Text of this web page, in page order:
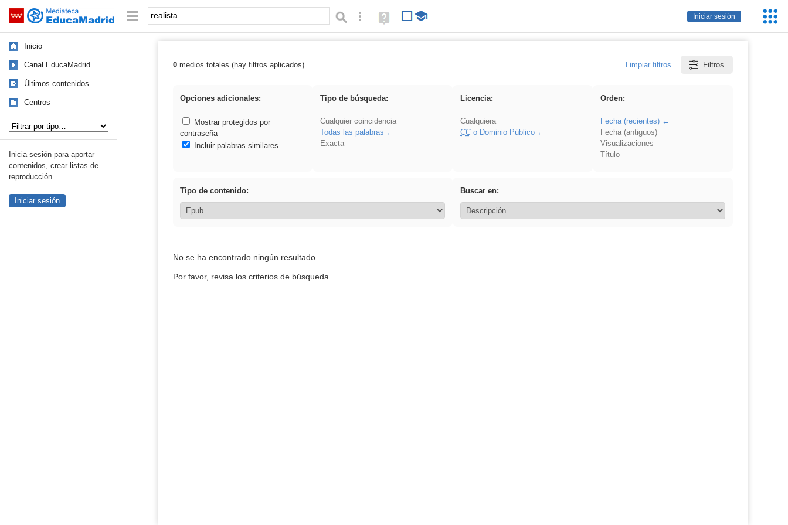
Saltar navegación
Iniciar sesión
Palabra o frase: Búsqueda avanzada
Ayuda
(en
Inicio
Canal EducaMadrid
Últimos contenidos
Centros
Inicia sesión para aportar
contenidos, crear listas de
reproducción...
Iniciar sesión
Resultados de: realista
0medios totales (hay filtros aplicados) Limpiar filtros Filtros
Opciones adicionales:
Mostrar protegidos por
contraseña
Incluir palabras similares
Tipo de búsqueda:
Cualquier coincidencia
Todas las palabras
Exacta
Licencia:
Cualquiera
CCo Dominio Público
Orden:
Fecha (recientes)
Fecha (antiguos)
Visualizaciones
Título
Tipo de contenido: Buscar en:
No se ha encontrado ningún resultado.
Por favor, revisa los criterios de búsqueda.